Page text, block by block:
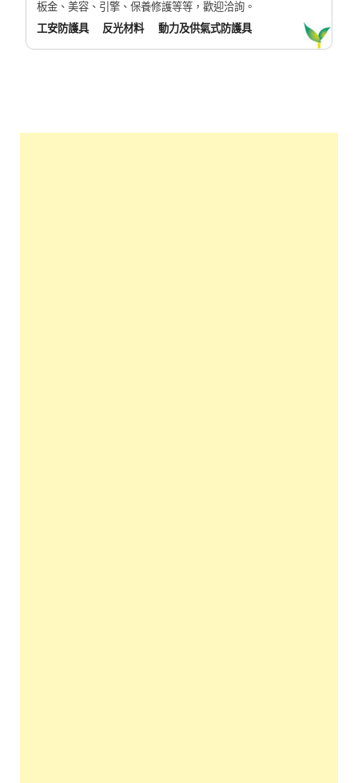
板金、美容、引擎、保養修護等等，歡迎洽詢。
工安防護具
反光材料 動力及供氣式防護具